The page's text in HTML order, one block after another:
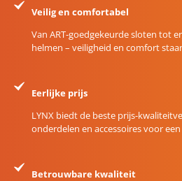
Veilig en comfortabel
Van ART-goedgekeurde sloten tot
helmen – veiligheid en comfort
Eerlijke prijs
LYNX biedt de beste prijs-
onderdelen en accessoires voor
Betrouwbare kwaliteit